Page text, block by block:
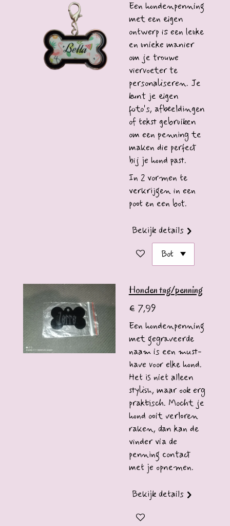
Een hondenpenning
met een eigen
ontwerp is een leuke
en unieke manier
om je trouwe
viervoeter te
personaliseren. Je
kunt je eigen
foto's, afbeeldingen
of tekst gebruiken
om een penning te
maken die perfect
bij je hond past.
In 2 vormen te
verkrijgen in een
poot en een bot.
Bekijk details
Honden tag/penning
€ 7,99
Een hondenpenning
met gegraveerde
naam is een must-
have voor elke hond.
Het is niet alleen
stylish, maar ook erg
praktisch. Mocht je
hond ooit verloren
raken, dan kan de
vinder via de
penning contact
met je opnemen.
Bekijk details